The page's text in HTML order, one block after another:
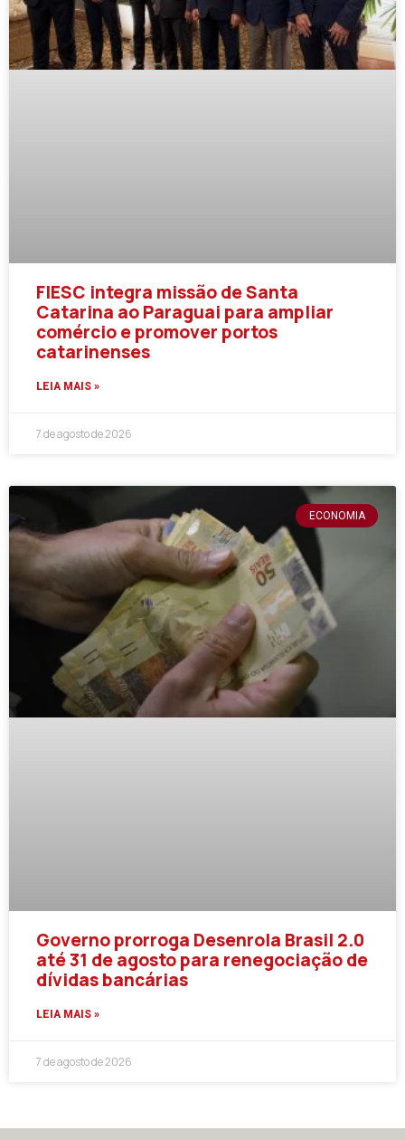
FIESC integra missão de Santa
Catarina ao Paraguai para ampliar
comércio e promover portos
catarinenses
LEIA MAIS »
7 de agosto de 2026
ECONOMIA
Governo prorroga Desenrola Brasil 2.0
até 31 de agosto para renegociação de
dívidas bancárias
LEIA MAIS »
7 de agosto de 2026